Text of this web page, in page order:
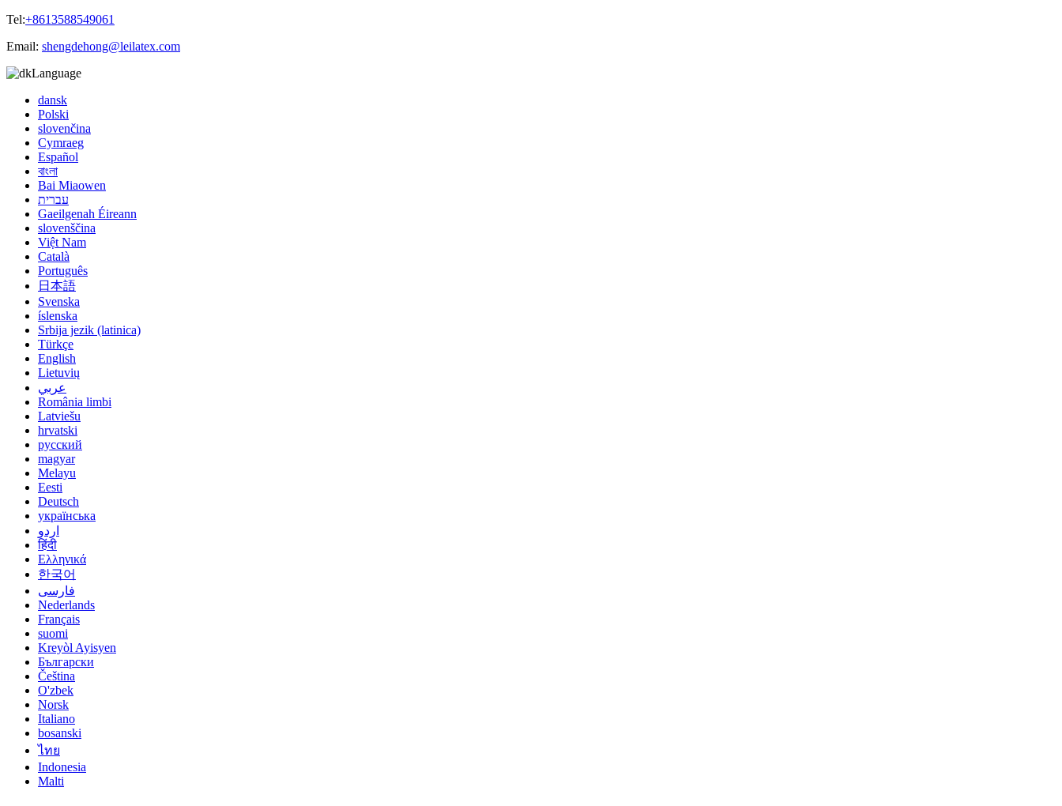
Tel:+8613588549061
Email: shengdehong@leilatex.com
Language
dansk
Polski
slovenčina
Cymraeg
Español
বাংলা
Bai Miaowen
עברית
Gaeilgenah Éireann
slovenščina
Việt Nam
Català
Português
日本語
Svenska
íslenska
Srbija jezik (latinica)
Türkçe
English
Lietuvių
عربي
România limbi
Latviešu
hrvatski
русский
magyar
Melayu
Eesti
Deutsch
українська
اردو
हिंदी
Ελληνικά
한국어
فارسی
Nederlands
Français
suomi
Kreyòl Ayisyen
Български
Čeština
O'zbek
Norsk
Italiano
bosanski
ไทย
Indonesia
Malti